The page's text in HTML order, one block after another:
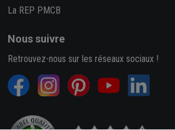
La REP PMCB
Nous suivre
Retrouvez-nous sur les réseaux sociaux !